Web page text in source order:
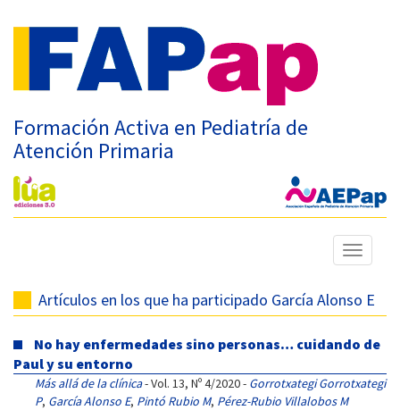
Formación Activa en Pediatría de
Atención Primaria
Mostrar
menú
Artículos en los que ha participado García Alonso E
No hay enfermedades sino personas… cuidando de
Paul y su entorno
Más allá de la clínica- Vol. 13, Nº 4/2020 - Gorrotxategi Gorrotxategi
P, García Alonso E, Pintó Rubio M, Pérez-Rubio Villalobos M